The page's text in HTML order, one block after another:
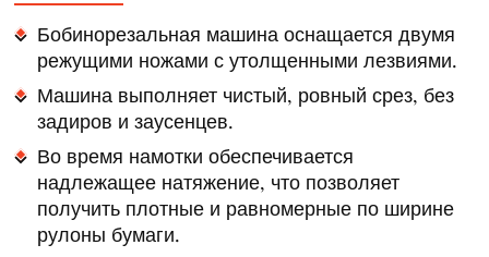
Бобинорезальная машина оснащается двумя
режущими ножами с утолщенными лезвиями.
Машина выполняет чистый, ровный срез, без
задиров и заусенцев.
Во время намотки обеспечивается
надлежащее натяжение, что позволяет
получить плотные и равномерные по ширине
рулоны бумаги.